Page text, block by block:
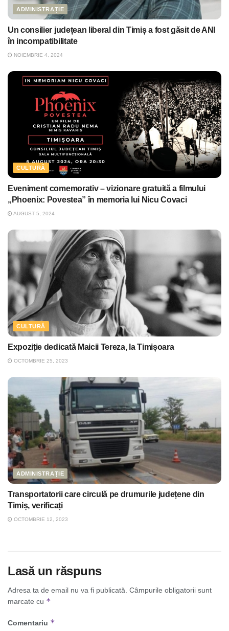
ADMINISTRAȚIE
Un consilier județean liberal din Timiș a fost găsit de ANI
în incompatibilitate
NOIEMBRIE 4, 2024
CULTURĂ
Eveniment comemorativ – vizionare gratuită a filmului
„Phoenix: Povestea” în memoria lui Nicu Covaci
AUGUST 5, 2024
CULTURĂ
Expoziție dedicată Maicii Tereza, la Timișoara
OCTOMBRIE 25, 2023
ADMINISTRAȚIE
Transportatorii care circulă pe drumurile județene din
Timiș, verificați
OCTOMBRIE 12, 2023
Lasă un răspuns
Adresa ta de email nu va fi publicată. Câmpurile obligatorii sunt
marcate cu *
Comentariu *